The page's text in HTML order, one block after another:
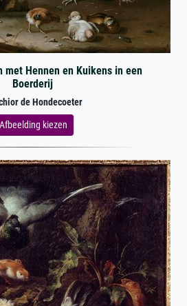
met Hennen en Kuikens in een
Boerderij
de Hondecoeter
Afbeelding kiezen